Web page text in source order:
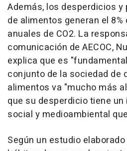
Además, los desperdicios
de alimentos generan el
anuales de CO2. La
comunicación de AECOC,
explica que es
conjunto de la sociedad de
alimentos va "mucho más
que su desperdicio tiene
social y medioambiental
Según un estudio elaborado